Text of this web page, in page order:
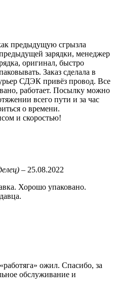
предыдущую сгрызла
зарядки, менеджер
оригинал, быстро
Заказ сделала в
СДЭК привёз провод. Все
работает. Посылку можно
всего пути и за час
о времени.
и скоростью!
– 25.08.2022
Хорошо упаковано.
ожил. Спасибо, за
обслуживание и